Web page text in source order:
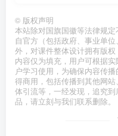
© 版权声明
本站除对国旗国徽等法律规
自官方（包括政府、事业单
外，对课件整体设计拥有版
内容仅为填充，用户可根据
户学习使用，为确保内容传
得商用，包括传播到其他网
体引流等，一经发现，追究
品，请立刻与我们联系删除。